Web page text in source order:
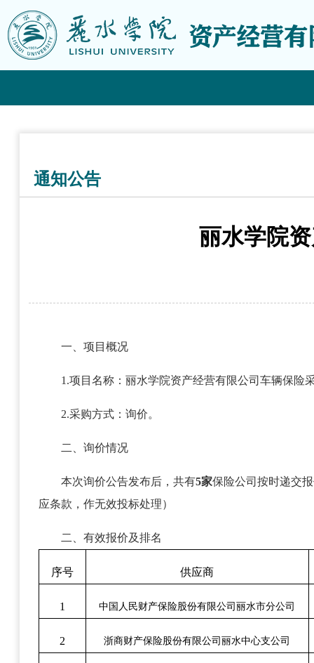
通知公告
丽水学院
一、项目概况
1.项目名称：丽水学院资产经营有限公司车辆保险
2.采购方式：询价。
二、询价情况
本次询价公告发布后，共有5家保险公司按时递交
应条款，作无效投标处理）
二、有效报价及排名
序号 供应商
1 中国人民财产保险股份有限公司丽水市分公司
2 浙商财产保险股份有限公司丽水中心支公司